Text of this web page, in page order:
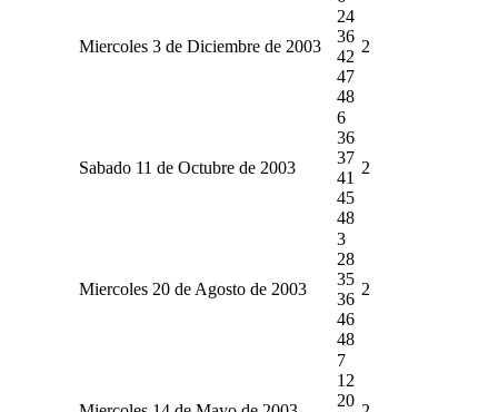
Miercoles 3 de Diciembre de 2003
24
36
42
47
48
2
Sabado 11 de Octubre de 2003
6
36
37
41
45
48
2
Miercoles 20 de Agosto de 2003
3
28
35
36
46
48
2
7
12
20